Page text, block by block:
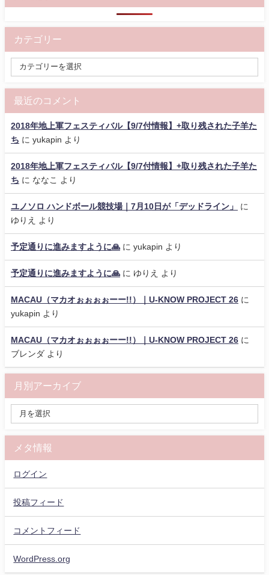
カテゴリー
最近のコメント
2018年地上軍フェスティバル【9/7付情報】+取り残された子羊た
ち に yukapin より
2018年地上軍フェスティバル【9/7付情報】+取り残された子羊た
ち に ななこ より
ユノソロ ハンドボール競技場｜7月10日が「デッドライン」
に
ゆりえ
より
予定通りに進みますように🙏 に yukapin より
予定通りに進みますように🙏 に ゆりえ より
MACAU（マカオぉぉぉぉーー!!）｜U-KNOW PROJECT 26 に
yukapin より
MACAU（マカオぉぉぉぉーー!!）｜U-KNOW PROJECT 26 に
ブレンダ より
月別アーカイブ
メタ情報
ログイン
投稿フィード
コメントフィード
WordPress.org